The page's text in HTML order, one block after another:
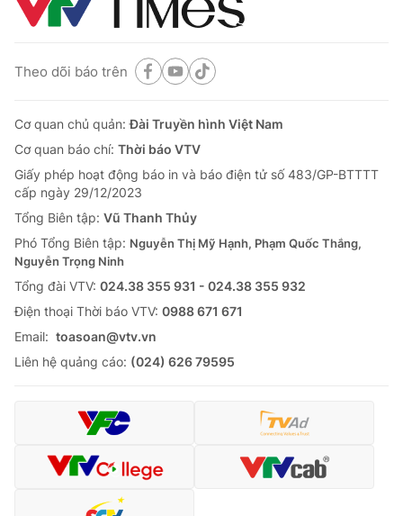
Theo dõi báo trên
Cơ quan chủ quản:Đài Truyền hình Việt Nam
Cơ quan báo chí: Thời báo VTV
Giấy phép hoạt động báo in và báo điện tử số 483/GP-BTTTT
cấp ngày 29/12/2023
Tổng Biên tập: Vũ Thanh Thủy
Phó Tổng Biên tập: Nguyễn Thị Mỹ Hạnh, Phạm Quốc Thắng,
Nguyễn Trọng Ninh
Tổng đài VTV: 024.38 355 931 - 024.38 355 932
Ðiện thoại Thời báo VTV: 0988 671 671
Email: toasoan@vtv.vn
Liên hệ quảng cáo: (024) 626 79595